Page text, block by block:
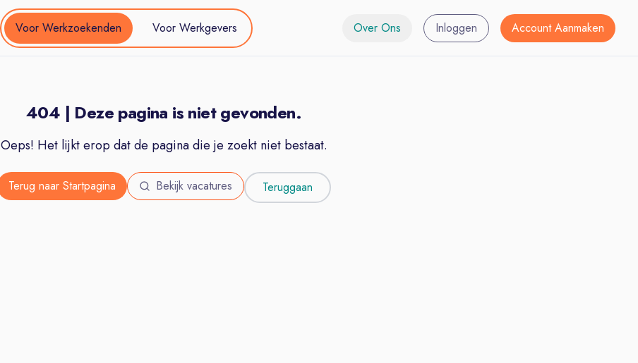
Voor Werkzoekenden Voor Werkgevers Over Ons Inloggen Account Aanmaken
404 | Deze pagina is niet gevonden.
Oeps! Het lijkt erop dat de pagina die je zoekt niet bestaat.
Terug naar Startpagina Bekijk vacatures Teruggaan